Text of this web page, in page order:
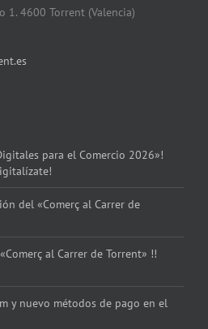
1. 4600 Torrent (Valencia)
para el Comercio 2026»!
del «Comerç al Carrer de
al Carrer de Torrent» !!
y nuevo métodos de pago en el